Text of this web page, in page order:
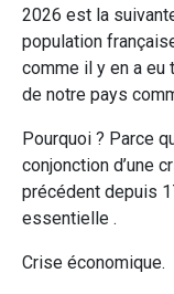
2026 est la
population
comme il y en a
de notre pays
Pourquoi ? Parce
conjonction d’une
précédent depuis
essentielle .
Crise économique.